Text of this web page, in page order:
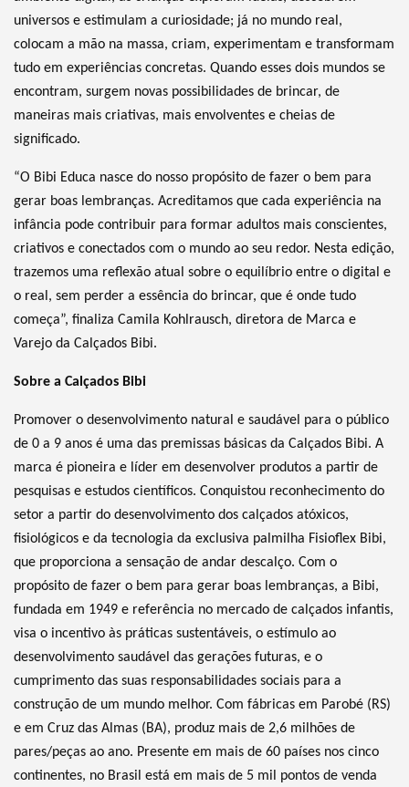
universos e estimulam a curiosidade; já no mundo real,
colocam a mão na massa, criam, experimentam e transformam
tudo em experiências concretas. Quando esses dois mundos se
encontram, surgem novas possibilidades de brincar, de
maneiras mais criativas, mais envolventes e cheias de
significado.
“O Bibi Educa nasce do nosso propósito de fazer o bem para
gerar boas lembranças. Acreditamos que cada experiência na
infância pode contribuir para formar adultos mais conscientes,
criativos e conectados com o mundo ao seu redor. Nesta edição,
trazemos uma reflexão atual sobre o equilíbrio entre o digital e
o real, sem perder a essência do brincar, que é onde tudo
começa”, finaliza Camila Kohlrausch, diretora de Marca e
Varejo da Calçados Bibi.
Sobre a Calçados Bibi
Promover o desenvolvimento natural e saudável para o público
de 0 a 9 anos é uma das premissas básicas da Calçados Bibi. A
marca é pioneira e líder em desenvolver produtos a partir de
pesquisas e estudos científicos. Conquistou reconhecimento do
setor a partir do desenvolvimento dos calçados atóxicos,
fisiológicos e da tecnologia da exclusiva palmilha Fisioflex Bibi,
que proporciona a sensação de andar descalço. Com o
propósito de fazer o bem para gerar boas lembranças, a Bibi,
fundada em 1949 e referência no mercado de calçados infantis,
visa o incentivo às práticas sustentáveis, o estímulo ao
desenvolvimento saudável das gerações futuras, e o
cumprimento das suas responsabilidades sociais para a
construção de um mundo melhor. Com fábricas em Parobé (RS)
e em Cruz das Almas (BA), produz mais de 2,6 milhões de
pares/peças ao ano. Presente em mais de 60 países nos cinco
continentes, no Brasil está em mais de 5 mil pontos de venda